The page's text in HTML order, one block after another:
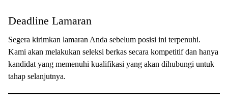
Deadline Lamaran
Segera kirimkan lamaran Anda sebelum posisi ini terpenuhi.
Kami akan melakukan seleksi berkas secara kompetitif dan hanya
kandidat yang memenuhi kualifikasi yang akan dihubungi untuk
tahap selanjutnya.